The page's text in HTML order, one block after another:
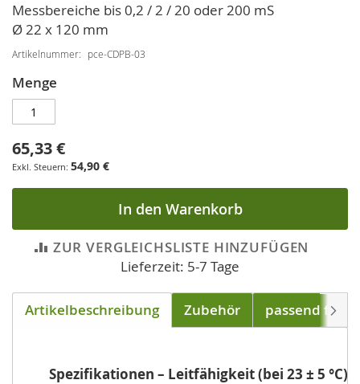
Messbereiche bis 0,2 / 2 / 20 oder 200 mS
Ø 22 x 120 mm
Artikelnummer pce-CDPB-03
Menge
65,33 €
54,90 €
In den Warenkorb
ZUR VERGLEICHSLISTE HINZUFÜGEN
Lieferzeit: 5-7 Tage
Artikelbeschreibung Zubehör passend für
Spezifikationen – Leitfähigkeit (bei 23 ± 5 °C)